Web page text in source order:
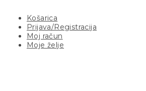
Košarica
Prijava/Registracija
Moj račun
Moje želje